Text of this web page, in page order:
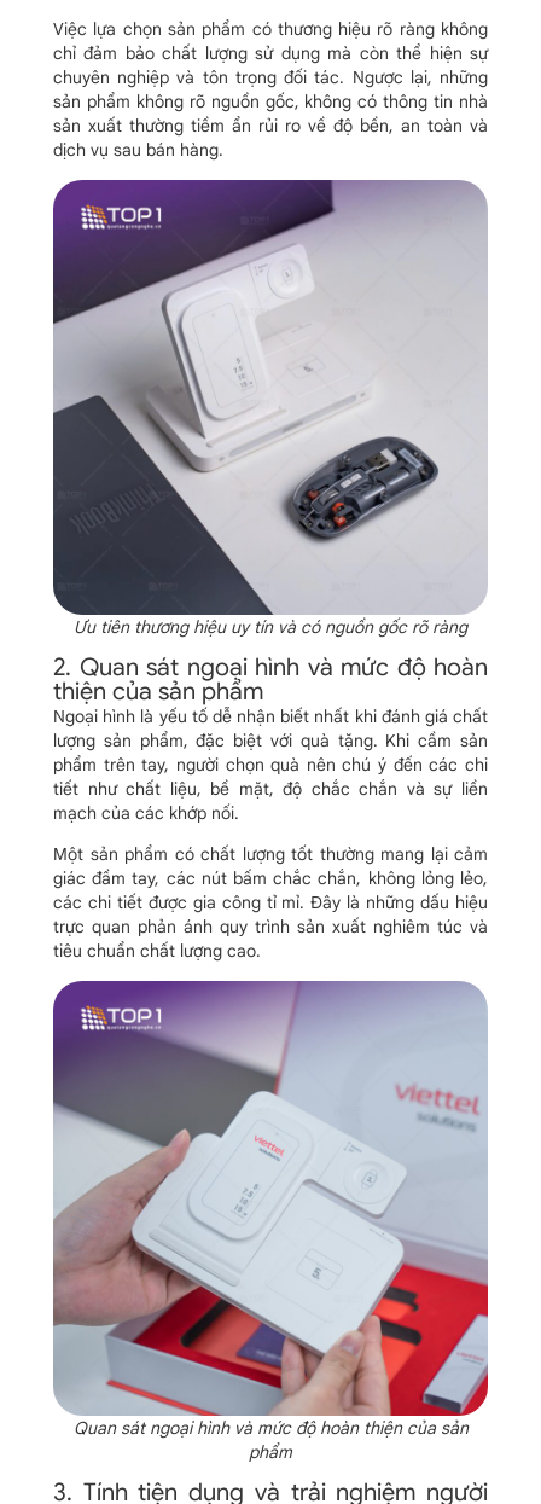
Việc lựa chọn sản phẩm có thương hiệu rõ ràng không
chỉ đảm bảo chất lượng sử dụng mà còn thể hiện sự
chuyên nghiệp và tôn trọng đối tác. Ngược lại, những
sản phẩm không rõ nguồn gốc, không có thông tin nhà
sản xuất thường tiềm ẩn rủi ro về độ bền, an toàn và
dịch vụ sau bán hàng.
Ưu tiên thương hiệu uy tín và có nguồn gốc rõ ràng
2. Quan sát ngoại hình và mức độ hoàn
thiện của sản phẩm
Ngoại hình là yếu tố dễ nhận biết nhất khi đánh giá chất
lượng sản phẩm, đặc biệt với quà tặng. Khi cầm sản
phẩm trên tay, người chọn quà nên chú ý đến các chi
tiết như chất liệu, bề mặt, độ chắc chắn và sự liền
mạch của các khớp nối.
Một sản phẩm có chất lượng tốt thường mang lại cảm
giác đầm tay, các nút bấm chắc chắn, không lỏng lẻo,
các chi tiết được gia công tỉ mỉ. Đây là những dấu hiệu
trực quan phản ánh quy trình sản xuất nghiêm túc và
tiêu chuẩn chất lượng cao.
Quan sát ngoại hình và mức độ hoàn thiện của sản
phẩm
3. Tính tiện dụng và trải nghiệm người